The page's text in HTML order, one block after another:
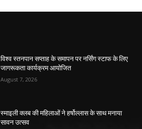
विश्व स्तनपान सप्ताह के समापन पर नर्सिंग स्टाफ के लिए
जागरूकता कार्यक्रम आयोजित
August 7, 2026
स्माइली क्लब की महिलाओं ने हर्षोल्लास के साथ मनाया
सावन उत्सव